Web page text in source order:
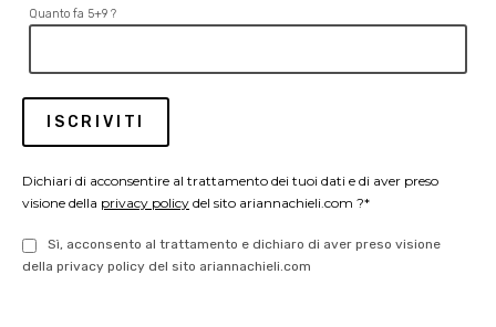
Quanto fa 5+9 ?
Dichiari di acconsentire al trattamento dei tuoi dati e di aver preso
visione della privacy policy del sito ariannachieli.com ?*
Sì, acconsento al trattamento e dichiaro di aver preso visione
della privacy policy del sito ariannachieli.com